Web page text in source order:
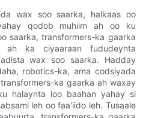
wax soo saarka, halkaas oo
qodob muhiim ah oo ku
saarka, transformers-ka gaarka
ka ciyaaraan fududeynta
wax soo saarka. Hadday
robotics-ka, ama codsiyada
ka gaarka ah waxay
halaynta loo baahan yahay si
leh oo faa'iido leh. Tusaale